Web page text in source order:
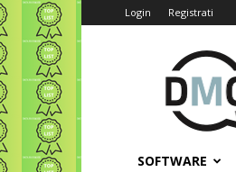
Login Registrati
SOFTWARE